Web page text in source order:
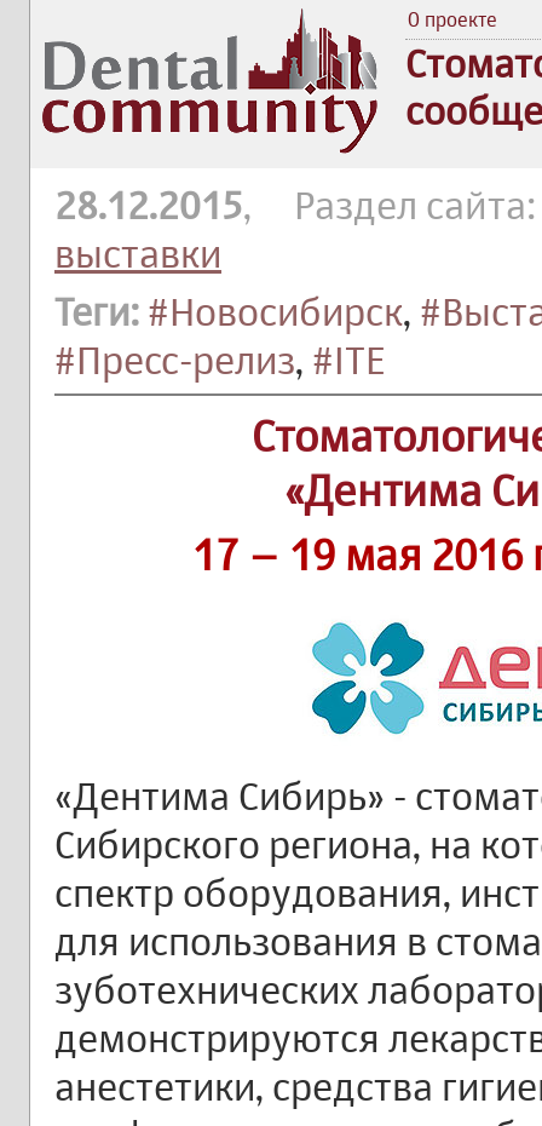
О проекте
28.12.2015, Раздел
выставки
Теги: #Новосибирск,
#Пресс-релиз, #ITE
«Дентима
17 – 19 мая 2016
«Дентима Сибирь» -
Сибирского региона, на
спектр оборудования,
для использования в
зуботехнических
демонстрируются
анестетики, средства